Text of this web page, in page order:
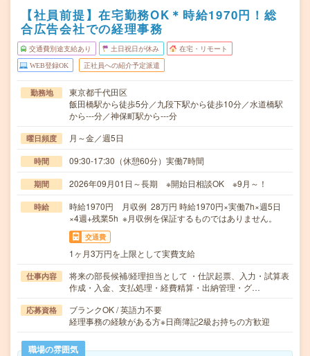
【社員前提】在宅勤務OK＊時給1970円！総
合広告会社での経理事務
交通費別途支給あり 土日祝日が休み 在宅・リモート
WEB登録OK 正社員への紹介予定派遣
勤務地
東京都千代田区
飯田橋駅から徒歩5分／九段下駅から徒歩10分／水道橋駅
から---分／神保町駅から---分
曜日頻度 月～金／週5日
時間 09:30-17:30（休憩60分）実働7時間
期間 2026年09月01日～長期 ※開始日相談OK ※9月～！
時給
時給1970円 月収例 28万円 時給1970円×実働7h×週5日
×4週+残業5h ※月収例を保証するものではありません。
交通費
1ヶ月3万円を上限として実費支給
仕事内容
将来の部長候補/経理担当として ・仕訳起票、入力・試算表
作成・入金、支払処理・経費精算・出納管理・グ…
応募資格
ブランクOK / 英語力不要
経理事務の経験がある方※日商簿記2級お持ちの方歓迎
職場の雰囲気